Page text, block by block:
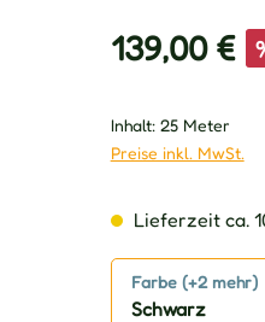
Verkaufspreis:
139,00 €
Inhalt: 25 Meter
Preise inkl. MwSt.
Lieferzeit ca.
Farbe (+2 mehr)
Schwarz